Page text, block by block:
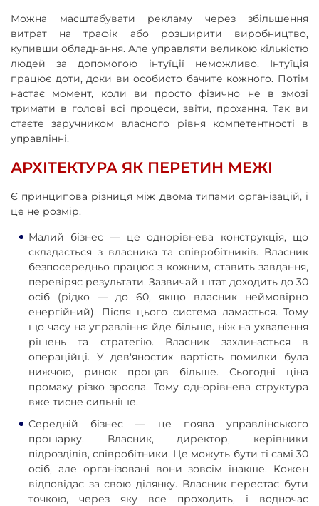
Можна масштабувати рекламу через збільшення
витрат на трафік або розширити виробництво,
купивши обладнання. Але управляти великою кількістю
людей за допомогою інтуїції неможливо. Інтуїція
працює доти, доки ви особисто бачите кожного. Потім
настає момент, коли ви просто фізично не в змозі
тримати в голові всі процеси, звіти, прохання. Так ви
стаєте заручником власного рівня компетентності в
управлінні.
АРХІТЕКТУРА ЯК ПЕРЕТИН МЕЖІ
Є принципова різниця між двома типами організацій, і
це не розмір.
Малий бізнес — це однорівнева конструкція, що
складається з власника та співробітників. Власник
безпосередньо працює з кожним, ставить завдання,
перевіряє результати. Зазвичай штат доходить до 30
осіб (рідко — до 60, якщо власник неймовірно
енергійний). Після цього система ламається. Тому
що часу на управління йде більше, ніж на ухвалення
рішень та стратегію. Власник захлинається в
операційці. У дев'яностих вартість помилки була
нижчою, ринок прощав більше. Сьогодні ціна
промаху різко зросла. Тому однорівнева структура
вже тисне сильніше.
Середній бізнес — це поява управлінського
прошарку. Власник, директор, керівники
підрозділів, співробітники. Це можуть бути ті самі 30
осіб, але організовані вони зовсім інакше. Кожен
відповідає за свою ділянку. Власник перестає бути
точкою, через яку все проходить, і водночас